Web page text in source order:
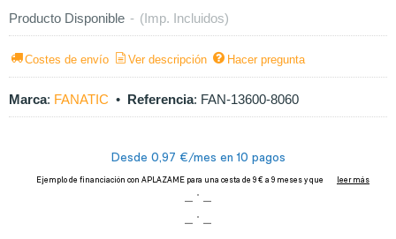
Producto Disponible - (Imp. Incluidos)
Costes de envío Ver descripción Hacer pregunta
Marca: FANATIC • Referencia: FAN-13600-8060